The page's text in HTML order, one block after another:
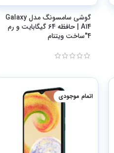
گوشی سامسونگ مدل Galaxy
A14 | حافظه 64 گیگابایت و رم
4″ساخت ویتنام
اتمام موجودی